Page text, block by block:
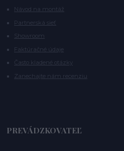
Návod na montáž
Partnerská sieť
Showroom
Faktúračné údaje
Často kladené otázky
Zanechajte nám recenziu
PREVÁDZKOVATEĽ